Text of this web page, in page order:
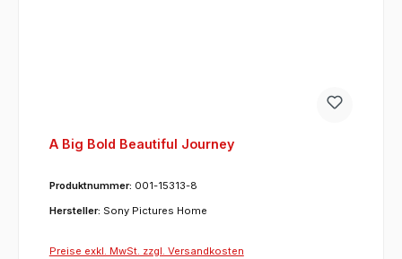
A Big Bold Beautiful Journey
Produktnummer: 001-15313-8
Hersteller: Sony Pictures Home
Preise exkl. MwSt. zzgl. Versandkosten